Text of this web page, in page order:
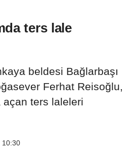
ters lale
beldesi Bağlarbaşı
Ferhat Reisoğlu,
açan ters laleleri
10:30